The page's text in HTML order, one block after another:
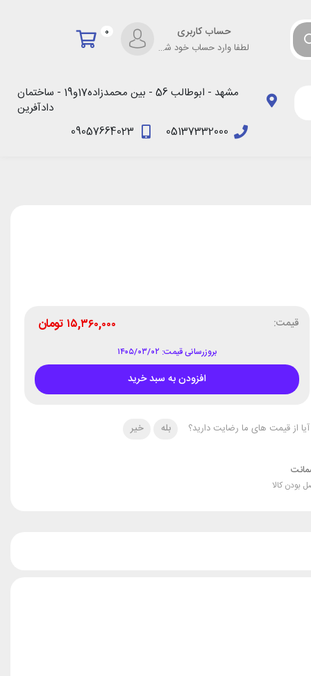
حساب کاربری
لطفا وارد حساب خود شوید!
0
مشهد - ابوطالب 56 - بین محمدزاده17و19 - ساختمان
دادآفرین
05137332000
09057664023
قیمت: تومان ۱۵,۳۶۰,۰۰۰
بروزرسانی قیمت: ۱۴۰۵/۰۳/۰۲
افزودن به سبد خرید
آیا از قیمت های ما رضایت دارید؟ بله خیر
بودن کالا